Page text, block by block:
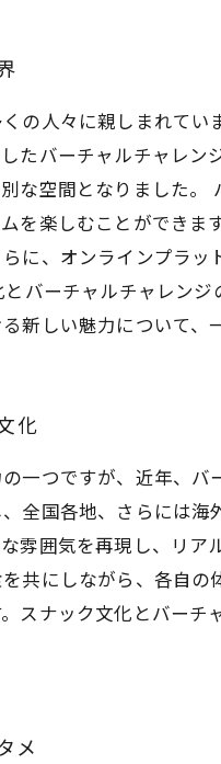
の人々に親しまれて
たバーチャルチャレン
な空間となりました
を楽しむことができ
に、オンラインプラ
バーチャルチャレン
新しい魅力について、
化
一つですが、近年、
全国各地、さらには
雰囲気を再現し、リ
共にしながら、各自
スナック文化とバー
メ